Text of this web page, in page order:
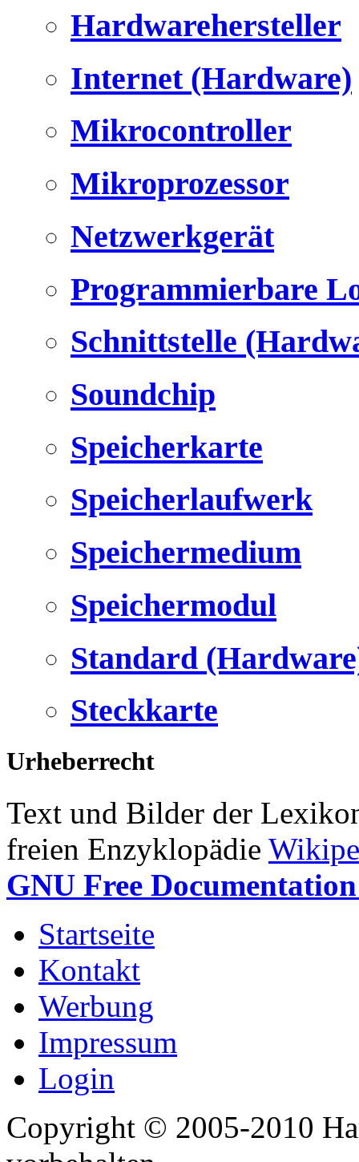
Hardwarehersteller
Internet (Hardware)
Mikrocontroller
Mikroprozessor
Netzwerkgerät
Programmierbare
Schnittstelle
Soundchip
Speicherkarte
Speicherlaufwerk
Speichermedium
Speichermodul
Standard
Steckkarte
Urheberrecht
Text und Bilder der
freien Enzyklopädie
GNU Free
Startseite
Kontakt
Werbung
Impressum
Login
Copyright © 2005-2010